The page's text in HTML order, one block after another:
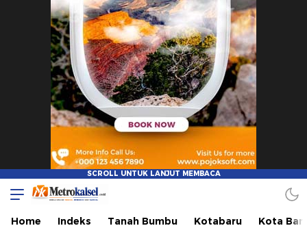
Home Indeks Tanah Bumbu Kotabaru Kota